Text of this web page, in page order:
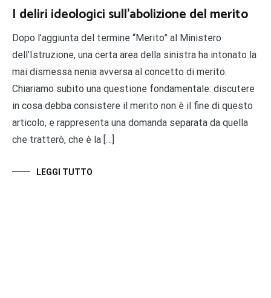
I deliri ideologici sull’abolizione del merito
Dopo l’aggiunta del termine “Merito” al Ministero
dell’Istruzione, una certa area della sinistra ha intonato la
mai dismessa nenia avversa al concetto di merito.
Chiariamo subito una questione fondamentale: discutere
in cosa debba consistere il merito non è il fine di questo
articolo, e rappresenta una domanda separata da quella
che tratterò, che è la […]
LEGGI TUTTO